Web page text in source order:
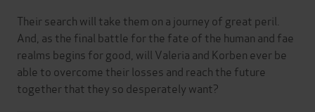
Their search will take them on a journey of great peril.
And, as the final battle for the fate of the human and fae
realms begins for good, will Valeria and Korben ever be
able to overcome their losses and reach the future
together that they so desperately want?